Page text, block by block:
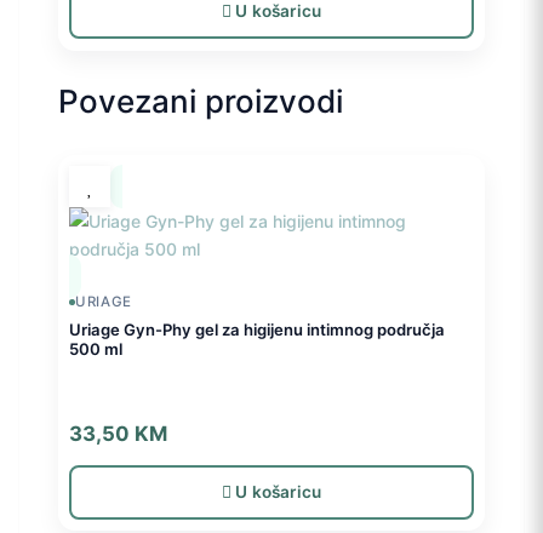
U košaricu
Povezani proizvodi
URIAGE
Uriage Gyn-Phy gel za higijenu intimnog područja
500 ml
33,50 KM
U košaricu